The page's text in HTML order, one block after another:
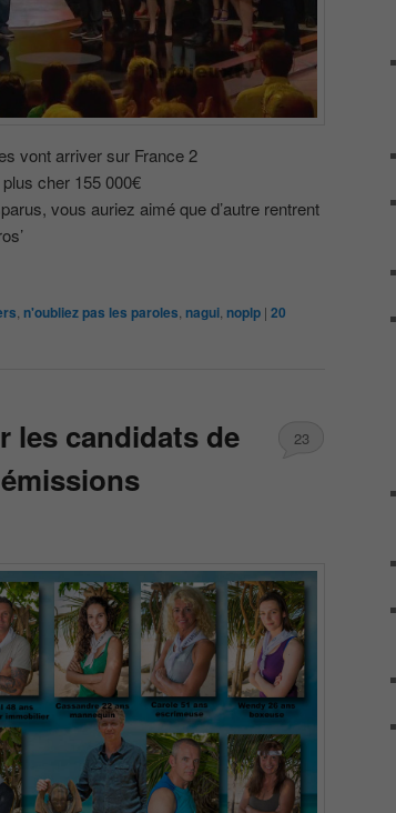
vont arriver sur France 2
cher 155 000€
vous auriez aimé que d’autre rentrent
n'oubliez pas les paroles nagui noplp | 20
les candidats de
23